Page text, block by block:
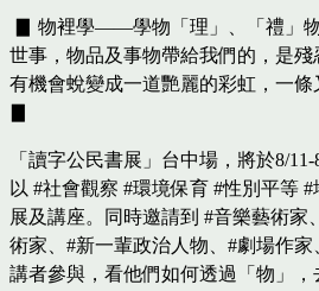
▊ 物裡學——學物「理」、「禮」
世事，物品及事物帶給我們的，是
有機會蛻變成一道艷麗的彩虹，一條
「讀字公民書展」台中場，將於8/
以 #社會觀察 #環境保育 #性別平等
展及講座。同時邀請到 #音樂藝術家
術家、#新一輩政治人物、#劇場作
講者參與，看他們如何透過「物」